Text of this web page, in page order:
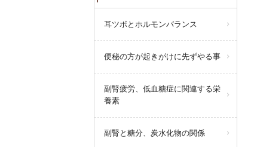
耳ツボとホルモンバランス
便秘の方が起きがけに先ずやる事
副腎疲労、低血糖症に関連する栄
養素
副腎と糖分、炭水化物の関係